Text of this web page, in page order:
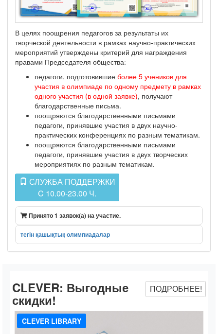
В целях поощрения педагогов за результаты их
творческой деятельности в рамках научно-практических
мероприятий утверждены критерий для награждения
правами Председателя общества:
педагоги, подготовившие более 5 учеников для
участия в олимпиаде по одному предмету в рамках
одного участия (в одной заявке), получают
благодарственные письма.
поощряются благодарственными письмами
педагоги, принявшие участия в двух научно-
практических конференциях по разным тематикам.
поощряются благодарственными письмами
педагоги, принявшие участия в двух творческих
мероприятиях по разным тематикам.
СЛУЖБА ПОДДЕРЖКИ
C 10.00-23.00 Ч.
Принято 1 заявок(а) на участие.
тегін қашықтық олимпиадалар
CLEVER: Выгодные
скидки!
ПОДРОБНЕЕ!
CLEVER LIBRARY